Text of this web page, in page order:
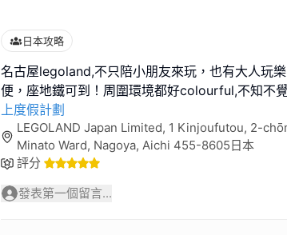
日本攻略
名古屋legoland,不只陪小朋友來玩，也有大人玩
便，座地鐵可到！周圍環境都好colourful,不知不
上度假計劃
LEGOLAND Japan Limited, 1 Kinjoufutou, 2-
Minato Ward, Nagoya, Aichi 455-8605日本
評分
發表第一個留言...